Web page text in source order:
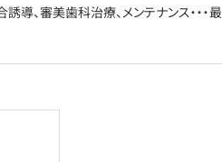
導、審美歯科治療、メンテナンス・・・最